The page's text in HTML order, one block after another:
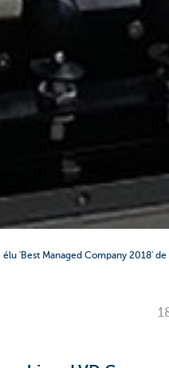
'Best Managed Company 2018'